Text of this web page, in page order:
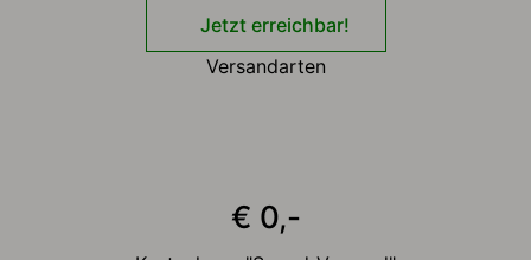
Jetzt erreichbar!
Versandarten
€ 0,-